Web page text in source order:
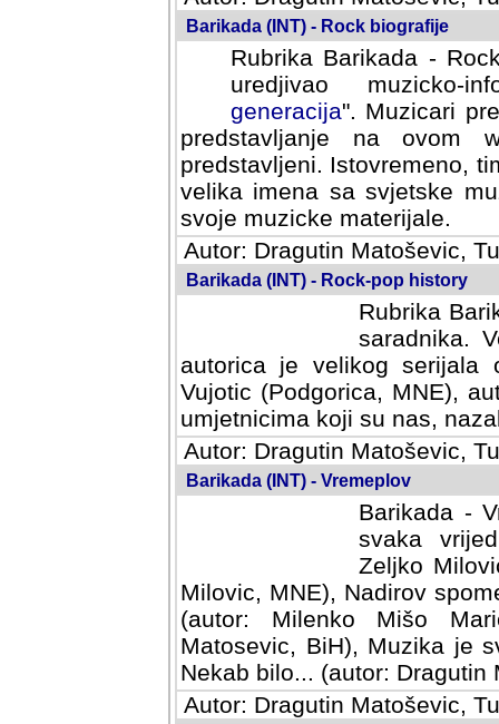
Barikada (INT) - Rock biografije
Rubrika Barikada -
uredjivao muzicko-
Muzicari predstavljeni u
na ovom web portalu
Istovremeno, tim nacinom
sa svjetske muzicke scene
materijale.
Autor: Dragutin Matoševic,
Barikada (INT) - Rock-pop history
Rubrika
saradnika.
autorica je velikog serijala
Vujotic (Podgorica, MNE),
umjetnicima koji su nas,
Autor: Dragutin Matoševic,
Barikada (INT) - Vremeplov
Barikada -
svaka
Milovic,
MNE), Nadirov spomenar
Milenko Mišo Maric, UK),
Muzika je svirala (autor:
(autor: Dragutin Matosevic,
Autor: Dragutin Matoševic,